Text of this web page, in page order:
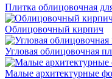
Плитка облицовочная
Облицовочный кирпич
Угловая облицовочная
Малые архитектурные